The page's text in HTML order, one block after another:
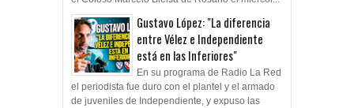
Gustavo López: "La diferencia
entre Vélez e Independiente
está en las Inferiores"
En su programa de Radio La Red
el periodista fue duro con el plantel y el armado
de juveniles de Independiente, y expuso las